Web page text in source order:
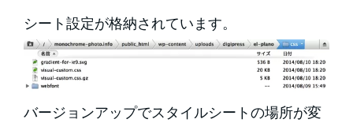
シート設定が格納されています。
バージョンアップでスタイルシートの場所が変